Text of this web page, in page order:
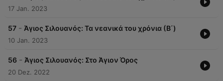
17 Jan. 2023
57 - Άγιος Σιλουανός: Τα νεανικά του χρόνια (Β΄)
10 Jan. 2023
56 - Άγιος Σιλουανός: Στο Άγιον Όρος
20 Dez. 2022